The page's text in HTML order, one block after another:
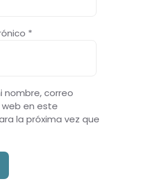
*
nombre, correo
en este
la próxima vez que